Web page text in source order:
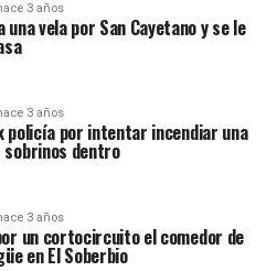
3 años
una vela por San Cayetano y se le
3 años
policía por intentar incendiar una
sobrinos dentro
3 años
un cortocircuito el comedor de
en El Soberbio